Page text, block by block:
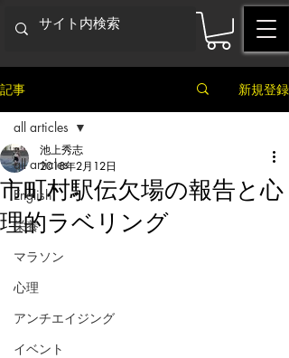
記事 新規登録
all articles
English
栄養
マラソン
心理
アンチエイジング
イベント
all articles
市町村駅伝欠場の報告と心
理的ラベリング
池上秀志
2018年2月12日